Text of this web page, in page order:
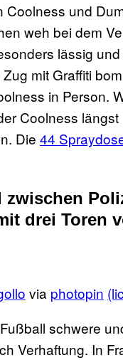
Coolness und
weh bei dem
lässig
mit Graffiti
in Person.
Coolness
Die 44
zwischen
drei Toren
via photopin
schwere
Verhaftung. In